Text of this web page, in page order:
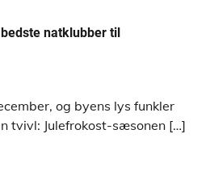
natklubber til
og byens lys funkler
tvivl: Julefrokost-sæsonen […]